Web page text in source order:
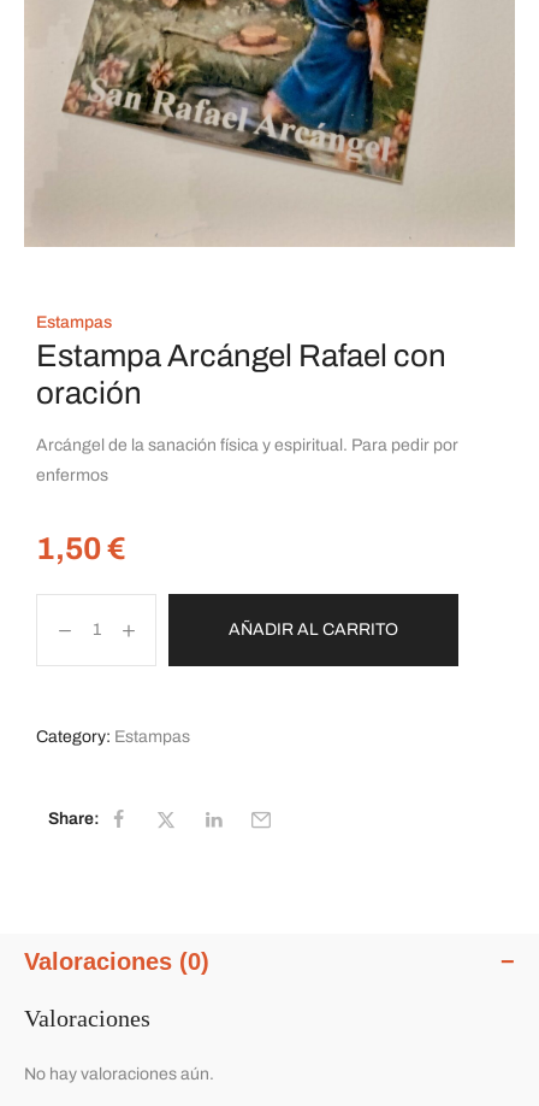
Estampas
Estampa Arcángel Rafael con
oración
Arcángel de la sanación física y espiritual. Para pedir por
enfermos
1,50€
AÑADIR AL CARRITO
Category: Estampas
Share:
Valoraciones (0)
Valoraciones
No hay valoraciones aún.